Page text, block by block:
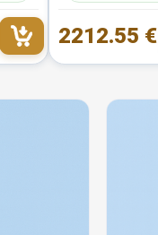
2212.55 €